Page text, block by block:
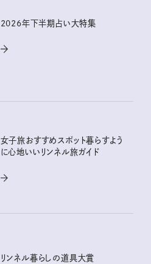
2026年下半期占い大特集
女子旅おすすめスポット暮らすよう
に心地いいリンネル旅ガイド
リンネル暮らしの道具大賞